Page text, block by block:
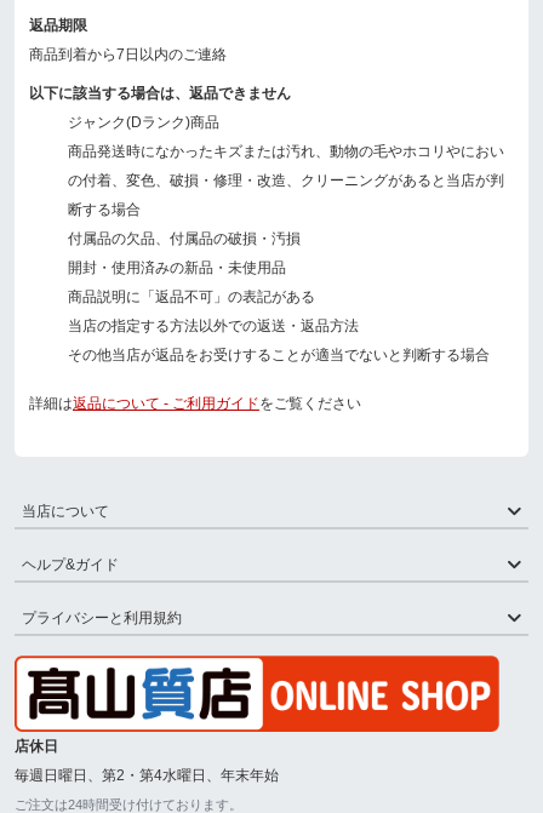
返品期限
商品到着から7日以内のご連絡
以下に該当する場合は、返品できません
ジャンク(Dランク)商品
商品発送時になかったキズまたは汚れ、動物の毛やホコリやにおい
の付着、変色、破損・修理・改造、クリーニングがあると当店が判
断する場合
付属品の欠品、付属品の破損・汚損
開封・使用済みの新品・未使用品
商品説明に「返品不可」の表記がある
当店の指定する方法以外での返送・返品方法
その他当店が返品をお受けすることが適当でないと判断する場合
詳細は返品について - ご利用ガイドをご覧ください
当店について
ヘルプ&ガイド
プライバシーと利用規約
店休日
毎週日曜日、第2・第4水曜日、年末年始
ご注文は24時間受け付けております。